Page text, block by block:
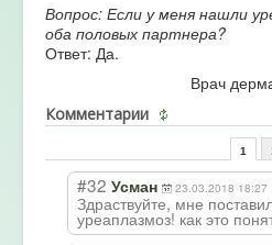
Вопрос: Если у меня нашли
оба половых партнера?
Ответ: Да.
Врач
Комментарии
1
#32 Усман 23.03.2018 18:27
Здраствуйте, мне
уреаплазмоз! как это